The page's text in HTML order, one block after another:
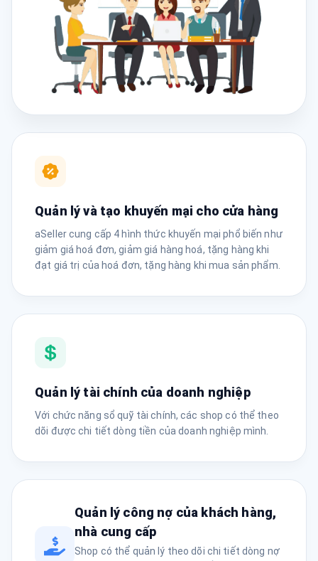
Quản lý và tạo khuyến mại cho cửa hàng
aSeller cung cấp 4 hình thức khuyến mại phổ biến như
giảm giá hoá đơn, giảm giá hàng hoá, tặng hàng khi
đạt giá trị của hoá đơn, tặng hàng khi mua sản phẩm.
Quản lý tài chính của doanh nghiệp
Với chức năng sổ quỹ tài chính, các shop có thể theo
dõi được chi tiết dòng tiền của doanh nghiệp mình.
Quản lý công nợ của khách hàng,
nhà cung cấp
Shop có thể quản lý theo dõi chi tiết dòng nợ